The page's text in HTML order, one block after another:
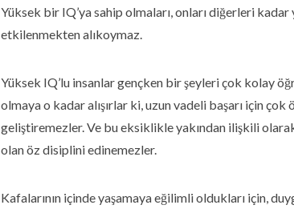
Yüksek bir IQ’ya sahip olmaları, onları diğerleri
etkilenmekten alıkoymaz.
Yüksek IQ’lu insanlar gençken bir şeyleri çok kolay
olmaya o kadar alışırlar ki, uzun vadeli başarı için çok
geliştiremezler. Ve bu eksiklikle yakından ilişkili
olan öz disiplini edinemezler.
Kafalarının içinde yaşamaya eğilimli oldukları için,